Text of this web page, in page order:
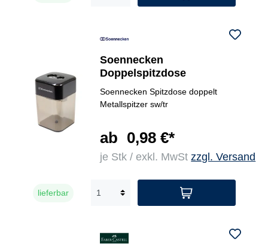
Soennecken
Doppelspitzdose
Soennecken Spitzdose doppelt
Metallspitzer sw/tr
ab 0,98 €*
je Stk / exkl. MwStzzgl. Versand
lieferbar